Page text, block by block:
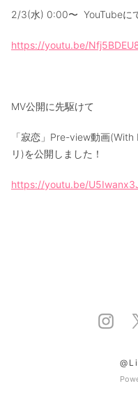
2/3(水) 0:00〜 YouTubeに
https://youtu.be/
MV公開に先駆けて
「寂恋」Pre-view動画
リ)を公開しました！
https://youtu.be/